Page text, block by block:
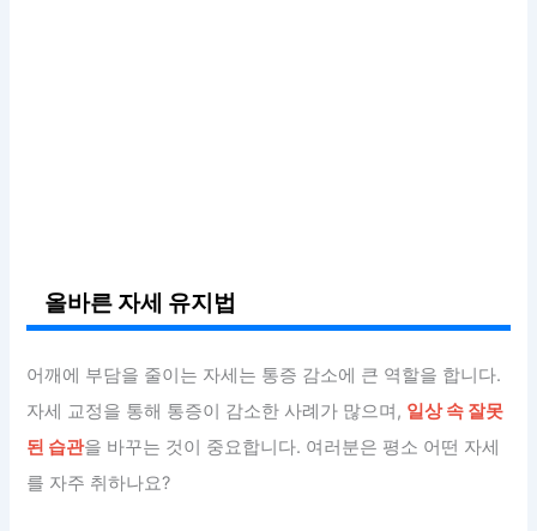
올바른 자세 유지법
어깨에 부담을 줄이는 자세는 통증 감소에 큰 역할을 합니다.
자세 교정을 통해 통증이 감소한 사례가 많으며, 일상 속 잘못
된 습관을 바꾸는 것이 중요합니다. 여러분은 평소 어떤 자세
를 자주 취하나요?